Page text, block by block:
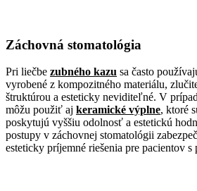
Záchovná stomatológia
Pri liečbe zubného kazu sa často
vyrobené z kompozitného materiálu,
štruktúrou a esteticky neviditeľné. V
môžu použiť aj keramické výplne, ktoré
poskytujú vyššiu odolnosť a estetickú
postupy v záchovnej stomatológii
esteticky príjemné riešenia pre pacientov